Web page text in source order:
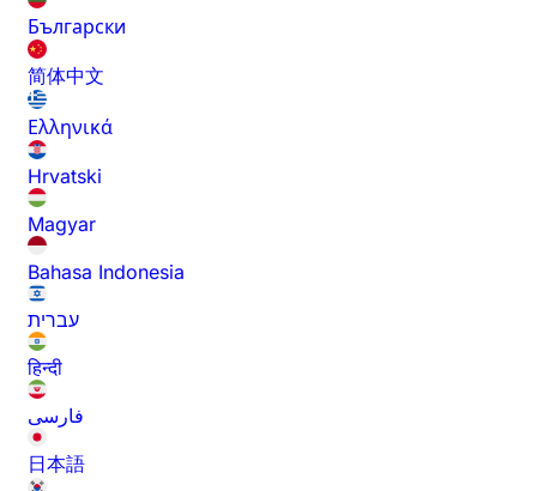
Български
简体中文
Ελληνικά
Hrvatski
Magyar
Bahasa Indonesia
עברית
हिन्दी
فارسی
日本語